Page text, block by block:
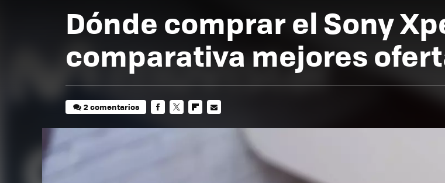
Dónde comprar el Sony
comparativa mejores
2 comentarios